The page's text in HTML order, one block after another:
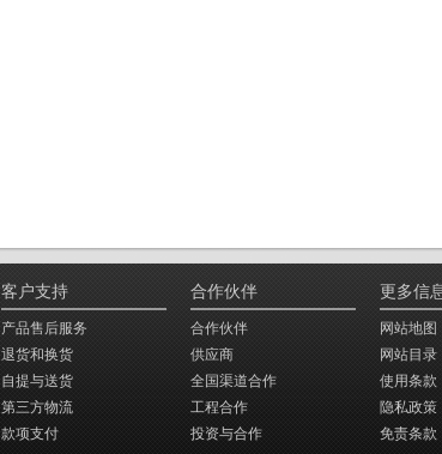
客户支持
产品售后服务
退货和换货
自提与送货
第三方物流
款项支付
合作伙伴
合作伙伴
供应商
全国渠道合作
工程合作
投资与合作
更多信
网站地图
网站目录
使用条款
隐私政策
免责条款